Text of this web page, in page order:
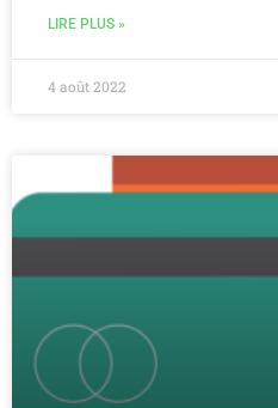
LIRE PLUS »
4 août 2022